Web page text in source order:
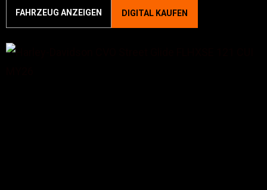
FAHRZEUG ANZEIGEN DIGITAL KAUFEN